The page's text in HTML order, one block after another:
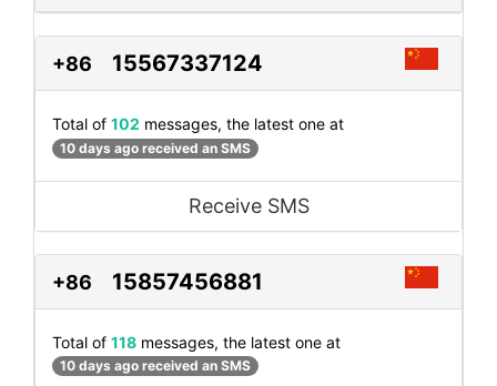
+86 15567337124
Total of 102 messages, the latest one at
10 days ago received an SMS
Receive SMS
+86 15857456881
Total of 118 messages, the latest one at
10 days ago received an SMS